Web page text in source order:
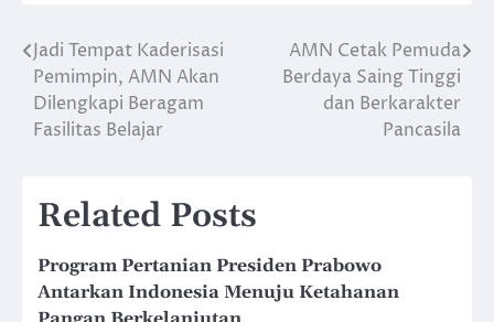
Post
navigation
Jadi Tempat Kaderisasi
Pemimpin, AMN Akan
Dilengkapi Beragam
Fasilitas Belajar
AMN Cetak Pemuda
Berdaya Saing Tinggi
dan Berkarakter
Pancasila
Related Posts
Program Pertanian Presiden Prabowo
Antarkan Indonesia Menuju Ketahanan